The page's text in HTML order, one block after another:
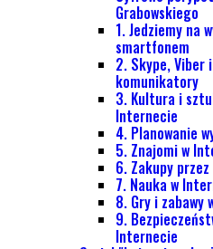
Grabowskiego
1. Jedziemy na
smartfonem
2. Skype, Viber
komunikatory
3. Kultura i
Internecie
4. Planowanie
5. Znajomi w
6. Zakupy
7. Nauka w
8. Gry i zabawy
9.
Internecie